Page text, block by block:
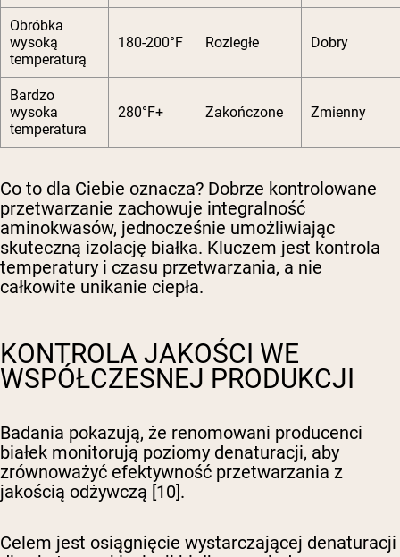
Obróbka
wysoką
temperaturą
180-200°F Rozległe Dobry
Bardzo
wysoka
temperatura
280°F+ Zakończone Zmienny
Co to dla Ciebie oznacza? Dobrze kontrolowane
przetwarzanie zachowuje integralność
aminokwasów, jednocześnie umożliwiając
skuteczną izolację białka. Kluczem jest kontrola
temperatury i czasu przetwarzania, a nie
całkowite unikanie ciepła.
KONTROLA JAKOŚCI WE
WSPÓŁCZESNEJ PRODUKCJI
Badania pokazują, że renomowani producenci
białek monitorują poziomy denaturacji, aby
zrównoważyć efektywność przetwarzania z
jakością odżywczą [10].
Celem jest osiągnięcie wystarczającej denaturacji